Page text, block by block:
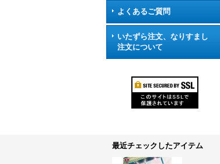
よくあるご質問
いたずら注文、なりすまし
注文について
最近チェックしたアイテム